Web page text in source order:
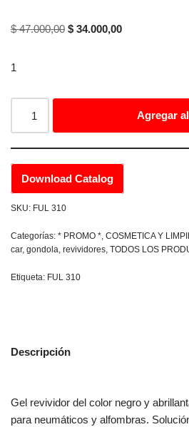
$47.000,00 $ 34.000,00
1
Agregar
Download Catalog
SKU: FUL 310
Categorías: * PROMO *, COSMETICA Y
car, gondola, revividores, TODOS LOS
Etiqueta: FUL 310
Descripción
Gel revividor del color negro y
para neumáticos y alfombras.